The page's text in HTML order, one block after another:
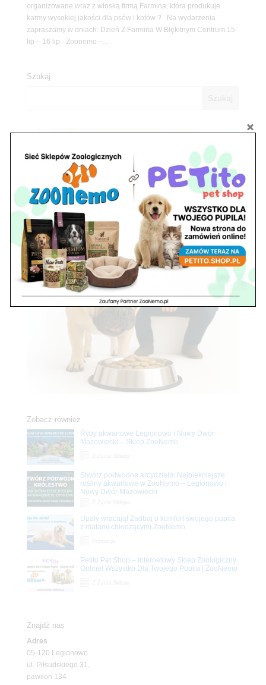
organizowane wraz z włoską firmą Farmina, która produkuje
karmy wysokiej jakości dla psów i kotów ? Na wydarzenia
zapraszamy w dniach: Dzień Z Farmina W Błękitnym Centrum 15
lip – 16 lip · Zoonemo –...
Szukaj
Zobacz również
Ryby akwariowe Legionowo i Nowy Dwór
Mazowiecki – Sklep ZooNemo
Stwórz podwodne arcydzieło: Najpiękniejsze
rośliny akwariowe w ZooNemo – Legionowo i
Nowy Dwór Mazowiecki
Upały wracają! Zadbaj o komfort swojego pupila
z matami chłodzącymi ZooNemo
Petito Pet Shop – Internetowy Sklep Zoologiczny
Online! Wszystko Dla Twojego Pupila | ZooNemo
Znajdź nas
Adres
05-120 Legionowo
ul. Piłsudskiego 31,
pawilon 134